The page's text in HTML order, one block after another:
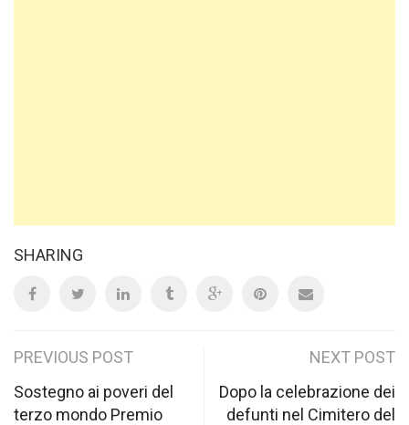
SHARING
Post
navigation
PREVIOUS POST
Sostegno ai poveri del
terzo mondo Premio
NEXT POST
Dopo la celebrazione dei
defunti nel Cimitero del